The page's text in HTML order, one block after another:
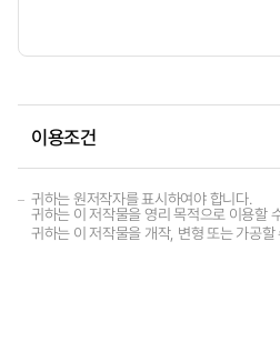
이용조건
귀하는 원저작자를 표시하여야 합니다.
귀하는 이 저작물을 영리 목적으로 이용할
귀하는 이 저작물을 개작, 변형 또는 가공할